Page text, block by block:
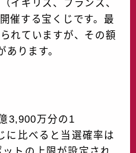
イギリス、フランス、
催する宝くじです。最
れていますが、その額
あります。
3,900万分の1
に比べると当選確率は